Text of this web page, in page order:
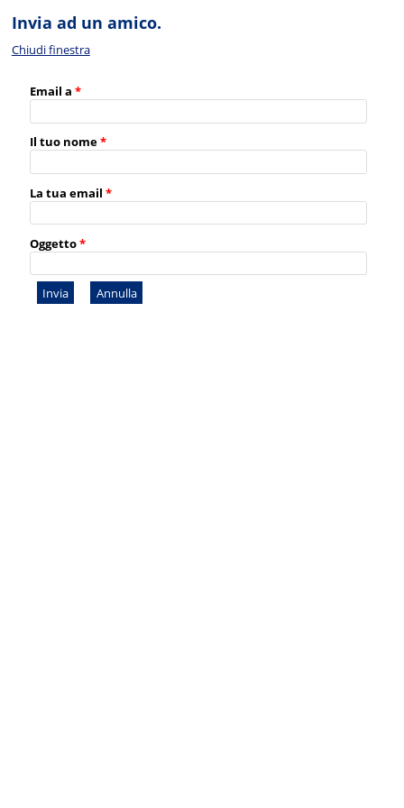
Invia ad un amico.
Chiudi finestra
Email a *
Il tuo nome*
La tua email *
Oggetto*
Invia Annulla